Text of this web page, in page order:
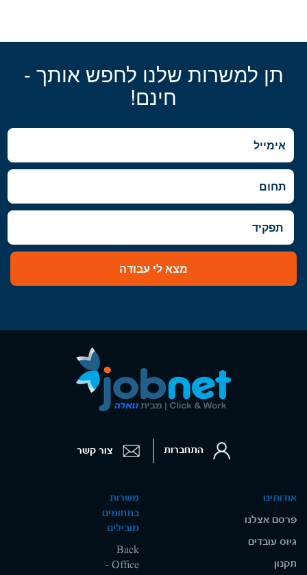
תן למשרות שלנו לחפש אותך -
חינם!
מצא לי עבודה
אודותינו
פרסם אצלנו
גיוס עובדים
תקנון
משרות
בתחומים
מובילים
Back
Office -